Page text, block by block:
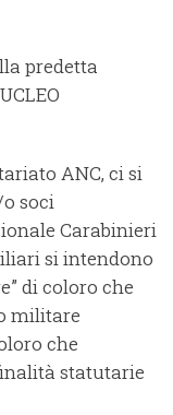
predetta
ANC, ci si
soci
Carabinieri
si intendono
di coloro che
militare
che
statutarie